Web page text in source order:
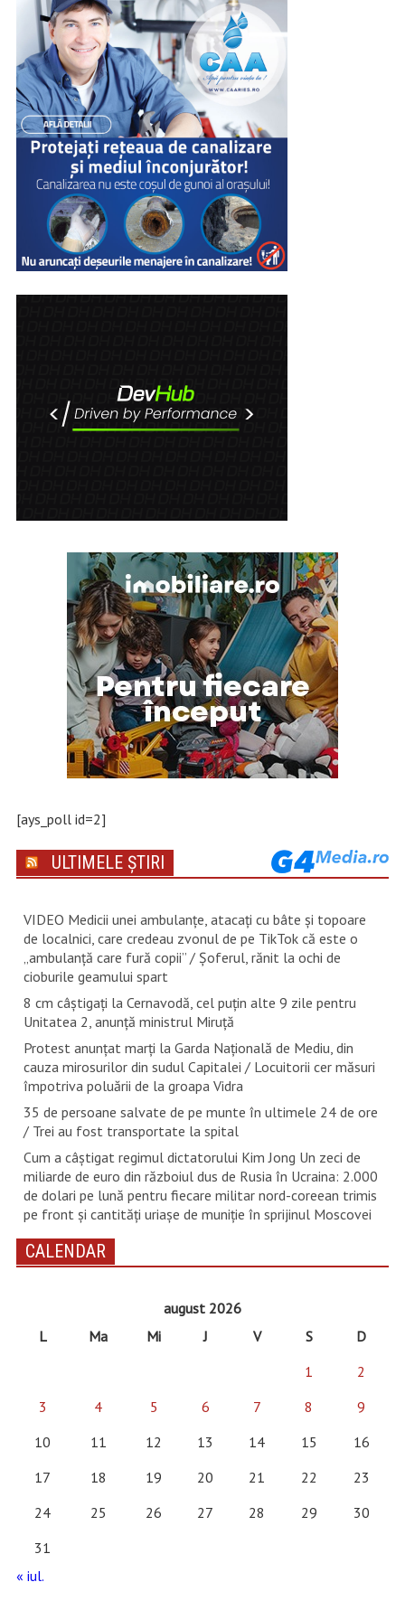
[ays_poll id=2]
ULTIMELE ȘTIRI
VIDEO Medicii unei ambulanțe, atacați cu bâte și topoare
de localnici, care credeau zvonul de pe TikTok că este o
„ambulanță care fură copii” / Șoferul, rănit la ochi de
cioburile geamului spart
8 cm câștigați la Cernavodă, cel puțin alte 9 zile pentru
Unitatea 2, anunță ministrul Miruță
Protest anunțat marți la Garda Națională de Mediu, din
cauza mirosurilor din sudul Capitalei / Locuitorii cer măsuri
împotriva poluării de la groapa Vidra
35 de persoane salvate de pe munte în ultimele 24 de ore
/ Trei au fost transportate la spital
Cum a câștigat regimul dictatorului Kim Jong Un zeci de
miliarde de euro din războiul dus de Rusia în Ucraina: 2.000
de dolari pe lună pentru fiecare militar nord-coreean trimis
pe front și cantități uriașe de muniție în sprijinul Moscovei
CALENDAR
august 2026
L
Ma Mi J V S
D
1
2
3
4 5 6 7 8
9
10
11 12 13 14 15
16
17
18 19 20 21 22
23
24
25 26 27 28 29
30
31
« iul.